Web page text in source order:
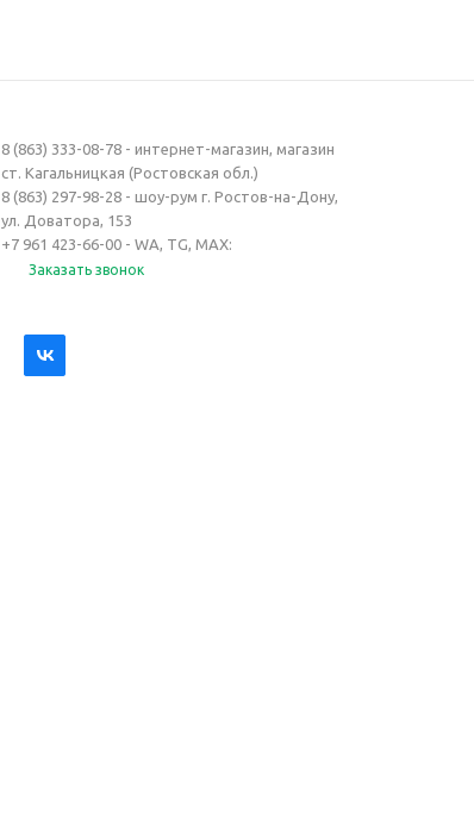
8 (863) 333-08-78 - интернет-магазин, магазин
ст. Кагальницкая (Ростовская обл.)
8 (863) 297-98-28 - шоу-рум г. Ростов-на-Дону,
ул. Доватора, 153
+7 961 423-66-00 - WA, TG, MAX:
Заказать звонок